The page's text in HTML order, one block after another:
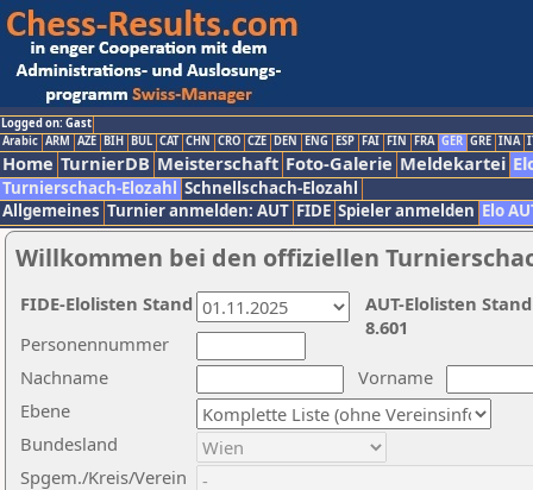
Logged on: Gast
Arabic ARM AZE BIH BUL CAT CHN CRO CZE DEN ENG ESP FAI FIN FRA GER GRE INA
Home TurnierDB Meisterschaft Foto-Galerie Meldekartei
Turnierschach-Elozahl Schnellschach-Elozahl
Allgemeines Turnier anmelden: AUT FIDE Spieler anmelden Elo
Willkommen bei den offiziellen
Nachname
Vorname
Ebene
Personennummer
Bundesland
Spgem./Kreis/Verein
AUT-Elolisten
8.601
FIDE-Elolisten Stand